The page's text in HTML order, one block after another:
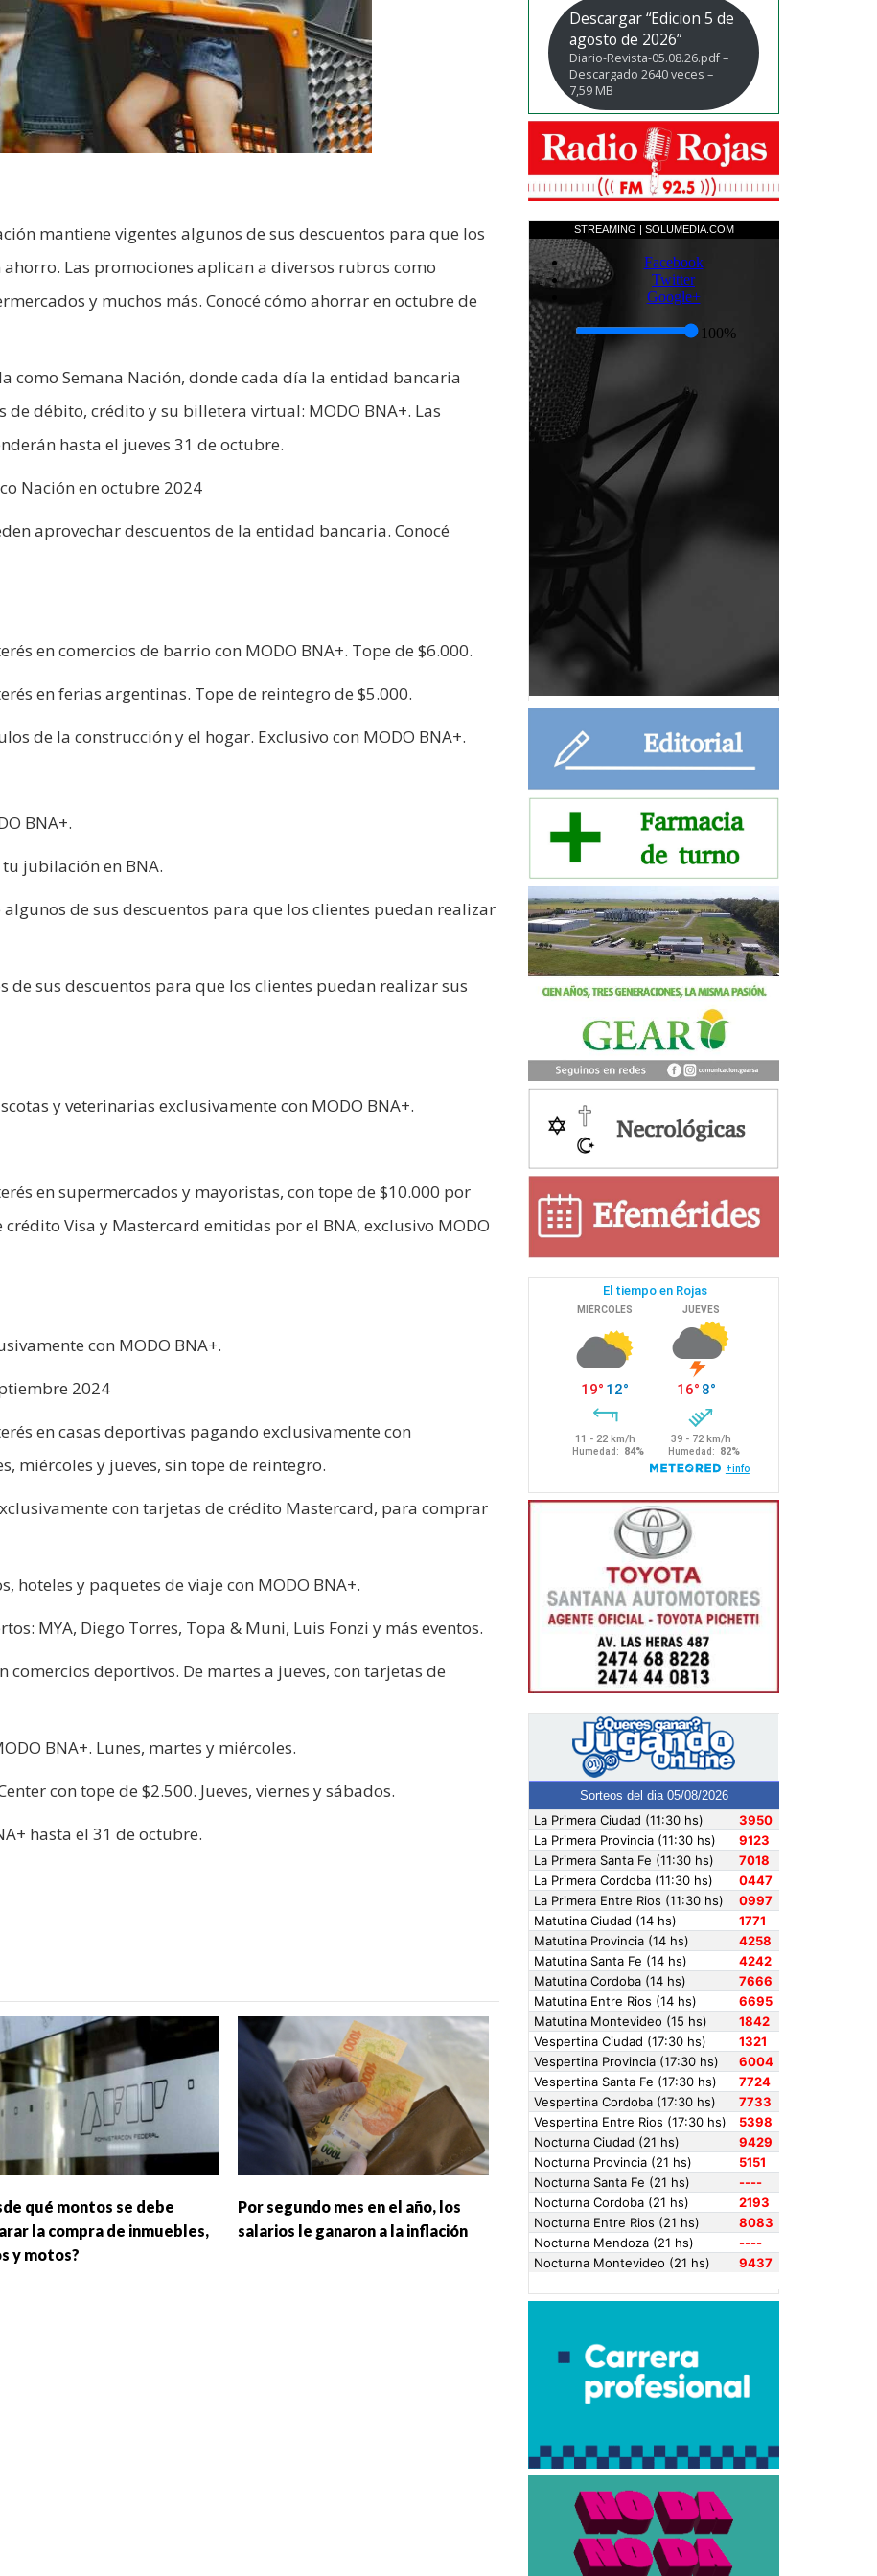
mantiene vigentes algunos de sus descuentos para que los
Las promociones aplican a diversos rubros como
y muchos más. Conocé cómo ahorrar en octubre de
como Semana Nación, donde cada día la entidad bancaria
débito, crédito y su billetera virtual: MODO BNA+. Las
hasta el jueves 31 de octubre.
Nación en octubre 2024
aprovechar descuentos de la entidad bancaria. Conocé
en comercios de barrio con MODO BNA+. Tope de $6.000.
en ferias argentinas. Tope de reintegro de $5.000.
de la construcción y el hogar. Exclusivo con MODO BNA+.
BNA+.
jubilación en BNA.
de sus descuentos para que los clientes puedan realizar
de sus descuentos para que los clientes puedan realizar sus
y veterinarias exclusivamente con MODO BNA+.
en supermercados y mayoristas, con tope de $10.000 por
Visa y Mastercard emitidas por el BNA, exclusivo MODO
con MODO BNA+.
2024
en casas deportivas pagando exclusivamente con
miércoles y jueves, sin tope de reintegro.
con tarjetas de crédito Mastercard, para comprar
hoteles y paquetes de viaje con MODO BNA+.
MYA, Diego Torres, Topa & Muni, Luis Fonzi y más eventos.
comercios deportivos. De martes a jueves, con tarjetas de
BNA+. Lunes, martes y miércoles.
con tope de $2.500. Jueves, viernes y sábados.
hasta el 31 de octubre.
qué montos se debe
la compra de inmuebles,
y motos?
Por segundo mes en el año, los
salarios le ganaron a la inflación
Descargar “Edicion 5 de
agosto de 2026”
Diario-Revista-05.08.26.pdf –
Descargado 2640 veces –
7,59 MB